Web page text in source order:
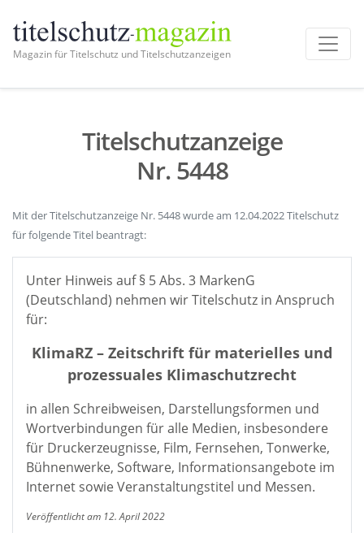
Magazin für Titelschutz und Titelschutzanzeigen
Titelschutzanzeige
Nr. 5448
Mit der Titelschutzanzeige Nr. 5448 wurde am 12.04.2022 Titelschutz
für folgende Titel beantragt:
Unter Hinweis auf § 5 Abs. 3 MarkenG
(Deutschland) nehmen wir Titelschutz in Anspruch
für:
KlimaRZ – Zeitschrift für materielles und
prozessuales Klimaschutzrecht
in allen Schreibweisen, Darstellungsformen und
Wortverbindungen für alle Medien, insbesondere
für Druckerzeugnisse, Film, Fernsehen, Tonwerke,
Bühnenwerke, Software, Informationsangebote im
Internet sowie Veranstaltungstitel und Messen.
Veröffentlicht am 12. April 2022